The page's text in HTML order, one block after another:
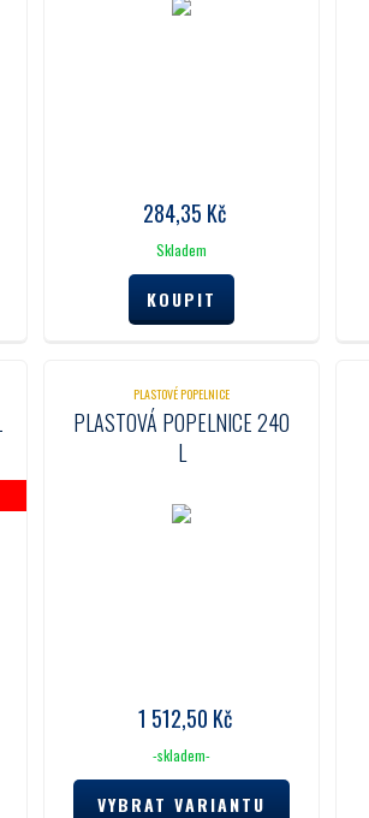
284,35 Kč
Skladem
PLASTOVÉ POPELNICE
PLASTOVÁ POPELNICE 240
L
1 512,50 Kč
-skladem-
VYBRAT VARIANTU